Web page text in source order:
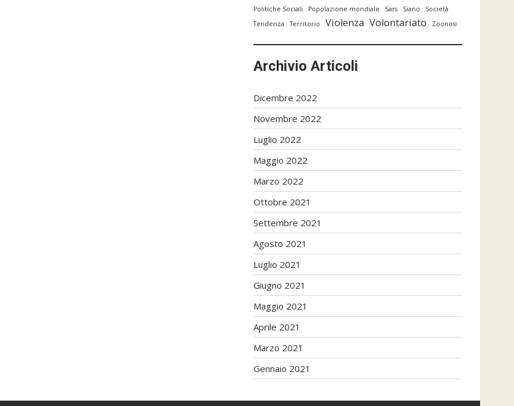
Politiche Sociali
Popolazione mondiale Sars Siano
Società
Tendenza
Territorio Violenza Volontariato Zoonosi
Archivio Articoli
Dicembre 2022
Novembre 2022
Luglio 2022
Maggio 2022
Marzo 2022
Ottobre 2021
Settembre 2021
Agosto 2021
Luglio 2021
Giugno 2021
Maggio 2021
Aprile 2021
Marzo 2021
Gennaio 2021